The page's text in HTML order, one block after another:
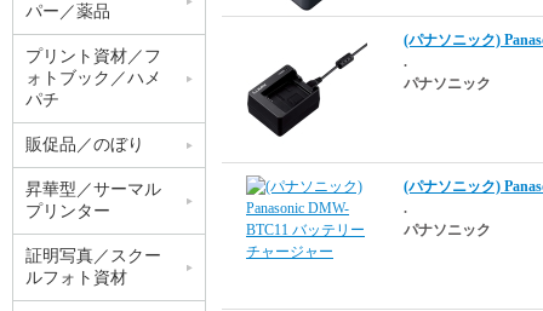
(パナソニック)
.
パナソニック
(パナソニック)
.
パナソニック
パー／薬品
プリント資材／フ
ォトブック／ハメ
パチ
販促品／のぼり
昇華型／サーマル
プリンター
証明写真／スクー
ルフォト資材